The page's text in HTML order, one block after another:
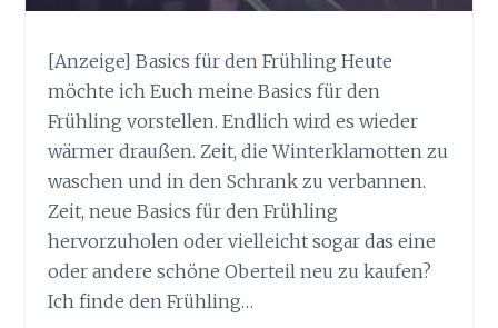
[Anzeige] Basics für den Frühling Heute
möchte ich Euch meine Basics für den
Frühling vorstellen. Endlich wird es wieder
wärmer draußen. Zeit, die Winterklamotten zu
waschen und in den Schrank zu verbannen.
Zeit, neue Basics für den Frühling
hervorzuholen oder vielleicht sogar das eine
oder andere schöne Oberteil neu zu kaufen?
Ich finde den Frühling…